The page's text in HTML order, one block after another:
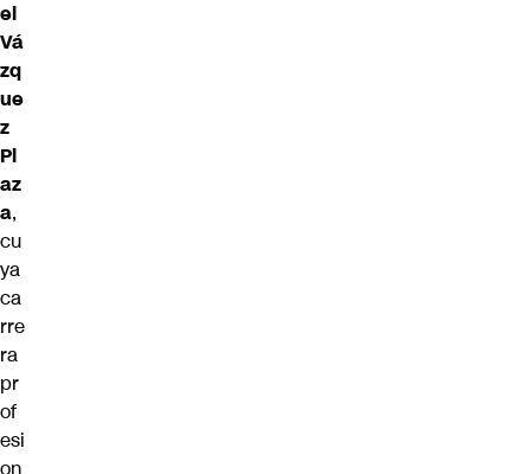
el
Vá
zq
ue
z
Pl
az
a,
cu
ya
ca
rre
ra
pr
of
esi
on